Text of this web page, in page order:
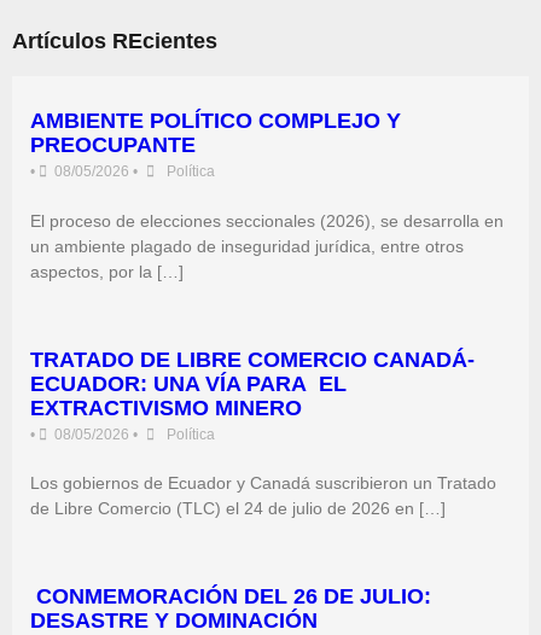
Artículos REcientes
AMBIENTE POLÍTICO COMPLEJO Y
PREOCUPANTE
• 08/05/2026 • Política
El proceso de elecciones seccionales (2026), se desarrolla en
un ambiente plagado de inseguridad jurídica, entre otros
aspectos, por la […]
TRATADO DE LIBRE COMERCIO CANADÁ-
ECUADOR: UNA VÍA PARA EL
EXTRACTIVISMO MINERO
• 08/05/2026 • Política
Los gobiernos de Ecuador y Canadá suscribieron un Tratado
de Libre Comercio (TLC) el 24 de julio de 2026 en […]
CONMEMORACIÓN DEL 26 DE JULIO:
DESASTRE Y DOMINACIÓN